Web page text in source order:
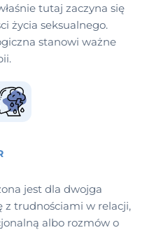
tutaj zaczyna się
życia seksualnego.
stanowi ważne
jest dla dwojga
z trudnościami w relacji,
albo rozmów o